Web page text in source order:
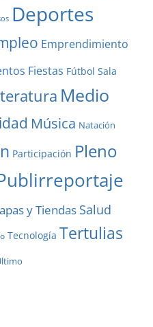
Deportes
Emprendimiento
Fiestas Fútbol Sala
Medio
Música Natación
Participación Pleno
y Tiendas Salud
Tecnología Tertulias